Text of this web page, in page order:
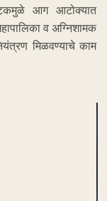
आग आटोक्यात
व अग्निशामक
मिळवण्याचे काम